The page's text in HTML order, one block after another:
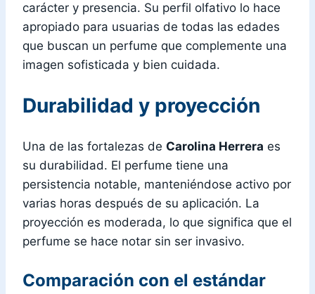
carácter y presencia. Su perfil olfativo lo hace
apropiado para usuarias de todas las edades
que buscan un perfume que complemente una
imagen sofisticada y bien cuidada.
Durabilidad y proyección
Una de las fortalezas de Carolina Herrera es
su durabilidad. El perfume tiene una
persistencia notable, manteniéndose activo por
varias horas después de su aplicación. La
proyección es moderada, lo que significa que el
perfume se hace notar sin ser invasivo.
Comparación con el estándar